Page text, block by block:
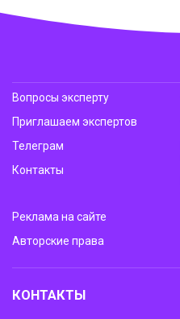
Вопросы эксперту
Приглашаем экспертов
Телеграм
Контакты
Реклама на сайте
Авторские права
КОНТАКТЫ